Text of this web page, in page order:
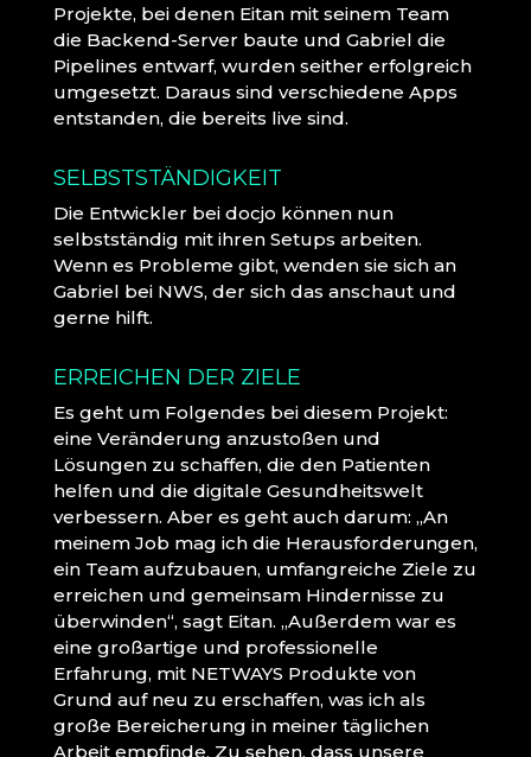
Projekte, bei denen Eitan mit seinem Team
die Backend-Server baute und Gabriel die
Pipelines entwarf, wurden seither erfolgreich
umgesetzt. Daraus sind verschiedene Apps
entstanden, die bereits live sind.
SELBSTSTÄNDIGKEIT
Die Entwickler bei docjo können nun
selbstständig mit ihren Setups arbeiten.
Wenn es Probleme gibt, wenden sie sich an
Gabriel bei NWS, der sich das anschaut und
gerne hilft.
ERREICHEN DER ZIELE
Es geht um Folgendes bei diesem Projekt:
eine Veränderung anzustoßen und
Lösungen zu schaffen, die den Patienten
helfen und die digitale Gesundheitswelt
verbessern. Aber es geht auch darum: „An
meinem Job mag ich die Herausforderungen,
ein Team aufzubauen, umfangreiche Ziele zu
erreichen und gemeinsam Hindernisse zu
überwinden“, sagt Eitan. „Außerdem war es
eine großartige und professionelle
Erfahrung, mit NETWAYS Produkte von
Grund auf neu zu erschaffen, was ich als
große Bereicherung in meiner täglichen
Arbeit empfinde. Zu sehen, dass unsere